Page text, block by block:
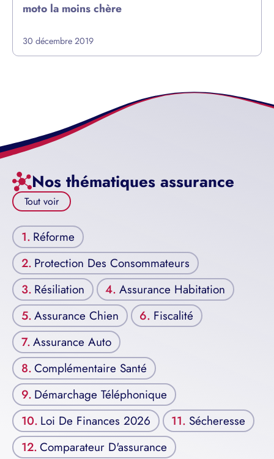
moto la moins chère
30 décembre 2019
Nos thématiques assurance
Tout voir
Réforme
Protection Des Consommateurs
Résiliation
Assurance Habitation
Assurance Chien
Fiscalité
Assurance Auto
Complémentaire Santé
Démarchage Téléphonique
Loi De Finances 2026
Sécheresse
Comparateur D'assurance